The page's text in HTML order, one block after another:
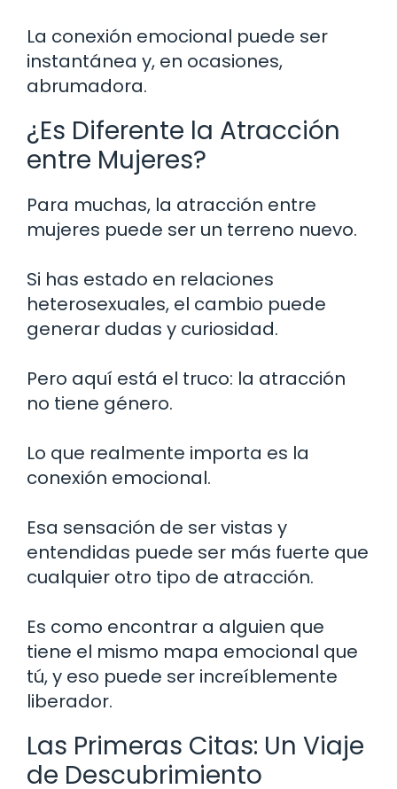
La conexión emocional puede ser
instantánea y, en ocasiones,
abrumadora.
¿Es Diferente la Atracción
entre Mujeres?
Para muchas, la atracción entre
mujeres puede ser un terreno nuevo.
Si has estado en relaciones
heterosexuales, el cambio puede
generar dudas y curiosidad.
Pero aquí está el truco: la atracción
no tiene género.
Lo que realmente importa es la
conexión emocional.
Esa sensación de ser vistas y
entendidas puede ser más fuerte que
cualquier otro tipo de atracción.
Es como encontrar a alguien que
tiene el mismo mapa emocional que
tú, y eso puede ser increíblemente
liberador.
Las Primeras Citas: Un Viaje
de Descubrimiento